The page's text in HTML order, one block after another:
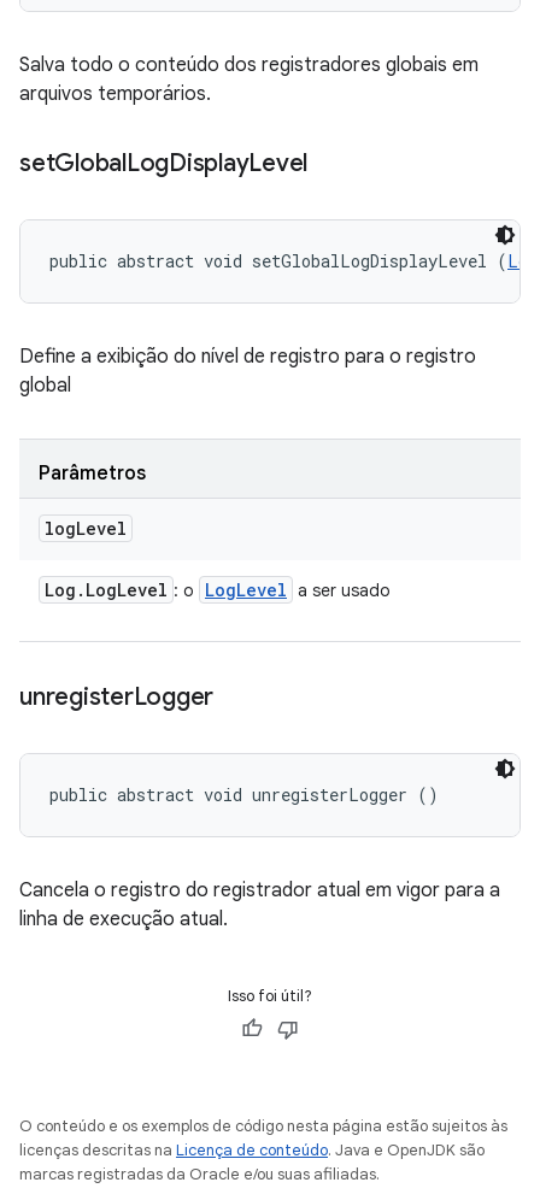
Salva todo o conteúdo dos registradores globais em
arquivos temporários.
setGlobalLogDisplayLevel
public abstract void setGlobalLogDisplayLevel (
Define a exibição do nível de registro para o registro
global
Parâmetros
logLevel
Log . LogLevel : o LogLevel a ser usado
unregisterLogger
public abstract void unregisterLogger ()
Cancela o registro do registrador atual em vigor para a
linha de execução atual.
Isso foi útil?
O conteúdo e os exemplos de código nesta página estão sujeitos às
licenças descritas na Licença de conteúdo. Java e OpenJDK são
marcas registradas da Oracle e/ou suas afiliadas.